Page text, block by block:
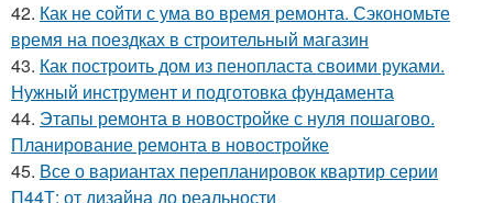
42. Как не сойти с ума во время ремонта. Сэкономьте
время на поездках в строительный магазин
43. Как построить дом из пенопласта своими руками.
Нужный инструмент и подготовка фундамента
44. Этапы ремонта в новостройке с нуля пошагово.
Планирование ремонта в новостройке
45. Все о вариантах перепланировок квартир серии
П44Т: от дизайна до реальности